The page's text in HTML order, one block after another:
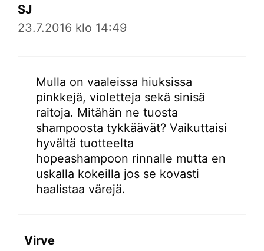
SJ
23.7.2016 klo 14:49
Mulla on vaaleissa hiuksissa
pinkkejä, violetteja sekä sinisä
raitoja. Mitähän ne tuosta
shampoosta tykkäävät? Vaikuttaisi
hyvältä tuotteelta
hopeashampoon rinnalle mutta en
uskalla kokeilla jos se kovasti
haalistaa värejä.
Virve